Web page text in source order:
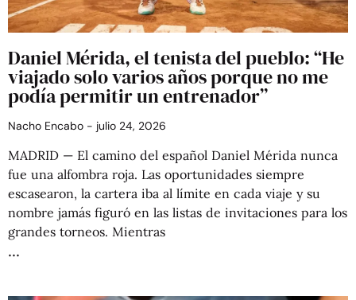
Daniel Mérida, el tenista del pueblo: “He
viajado solo varios años porque no me
podía permitir un entrenador”
Nacho Encabo julio 24, 2026
MADRID — El camino del español Daniel Mérida nunca
fue una alfombra roja. Las oportunidades siempre
escasearon, la cartera iba al límite en cada viaje y su
nombre jamás figuró en las listas de invitaciones para los
grandes torneos. Mientras